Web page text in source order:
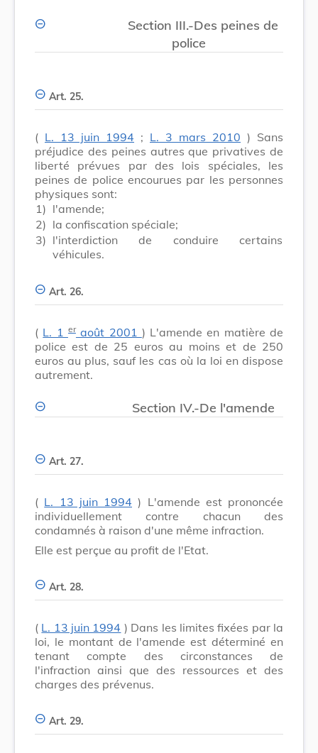
Section III.-Des peines de
police
Art. 25.
( L. 13 juin 1994 ; L. 3 mars 2010 ) Sans
préjudice des peines autres que privatives de
liberté prévues par des lois spéciales, les
peines de police encourues par les personnes
physiques sont:
1) l'amende;
2) la confiscation spéciale;
3) l'interdiction de conduire certains
véhicules.
Art. 26.
( L. 1 eraoût 2001 ) L'amende en matière de
police est de 25 euros au moins et de 250
euros au plus, sauf les cas où la loi en dispose
autrement.
Section IV.-De l'amende
Art. 27.
( L. 13 juin 1994 ) L'amende est prononcée
individuellement contre chacun des
condamnés à raison d'une même infraction.
Elle est perçue au profit de l'Etat.
Art. 28.
( L. 13 juin 1994 ) Dans les limites fixées par la
loi, le montant de l'amende est déterminé en
tenant compte des circonstances de
l'infraction ainsi que des ressources et des
charges des prévenus.
Art. 29.